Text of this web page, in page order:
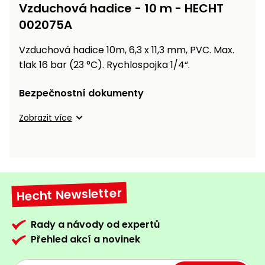
Vzduchová hadice - 10 m - HECHT
002075A
Vzduchová hadice 10m, 6,3 x 11,3 mm, PVC. Max.
tlak 16 bar (23 °C). Rychlospojka 1/4“.
Bezpečnostní dokumenty
Zobrazit více
Hecht Newsletter
Rady a návody od expertů
Přehled akcí a novinek